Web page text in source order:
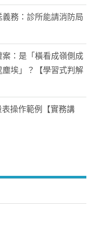
務：診所能請消防局
案：是「橫看成嶺側成
埃」？【學習式判解
操作範例【實務講